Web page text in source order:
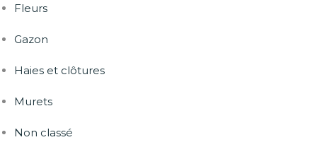
Fleurs
Gazon
Haies et clôtures
Murets
Non classé